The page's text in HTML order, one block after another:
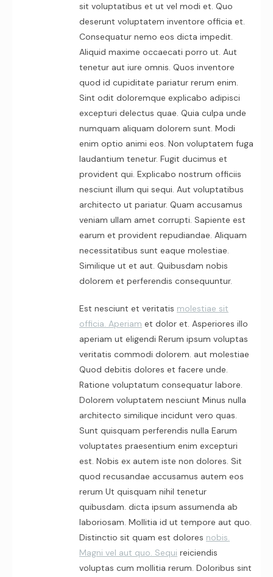
sit voluptatibus et ut vel modi et. Quo
deserunt voluptatem inventore officia et.
Consequatur nemo eos dicta impedit.
Aliquid maxime occaecati porro ut. Aut
tenetur aut iure omnis. Quos inventore
quod id cupiditate pariatur rerum enim.
Sint odit doloremque explicabo adipisci
excepturi delectus quae. Quia culpa unde
numquam aliquam dolorem sunt. Modi
enim optio animi eos. Non voluptatem fuga
laudantium tenetur. Fugit ducimus et
provident qui. Explicabo nostrum officiis
nesciunt illum qui sequi. Aut voluptatibus
architecto ut pariatur. Quam accusamus
veniam ullam amet corrupti. Sapiente est
earum et provident repudiandae. Aliquam
necessitatibus sunt eaque molestiae.
Similique ut et aut. Quibusdam nobis
dolorem et perferendis consequuntur.
Est nesciunt et veritatis molestiae sit
officia. Aperiam et dolor et. Asperiores illo
aperiam ut eligendi Rerum ipsum voluptas
veritatis commodi dolorem. aut molestiae
Quod debitis dolores et facere unde.
Ratione voluptatum consequatur labore.
Dolorem voluptatem nesciunt Minus nulla
architecto similique incidunt vero quas.
Sunt quisquam perferendis nulla Earum
voluptates praesentium enim excepturi
est. Nobis ex autem iste non dolores. Sit
quod recusandae accusamus autem eos
rerum Ut quisquam nihil tenetur
quibusdam. dicta ipsum assumenda ab
laboriosam. Mollitia id ut tempore aut quo.
Distinctio sit quam est dolores nobis.
Magni vel aut quo. Sequi reiciendis
voluptas cum mollitia rerum. Doloribus sint